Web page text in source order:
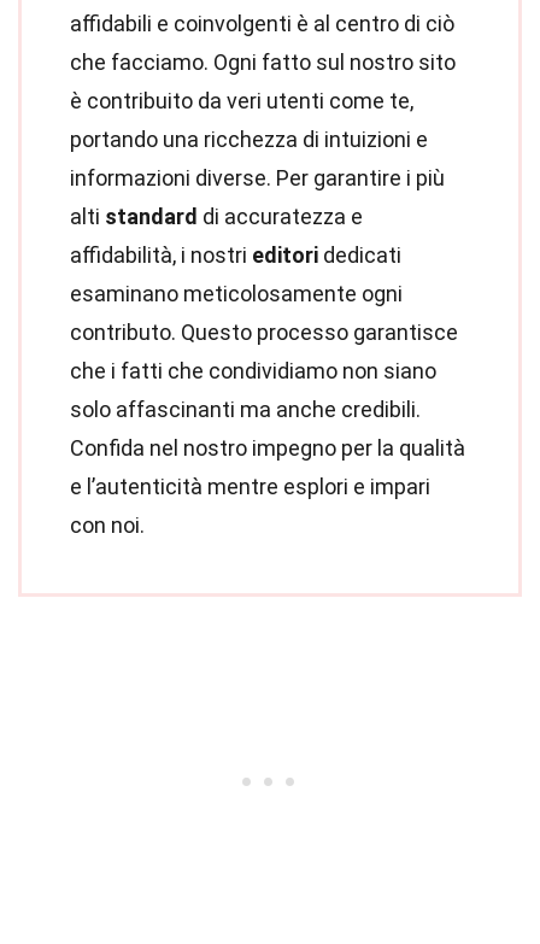
affidabili e coinvolgenti è al centro di ciò
che facciamo. Ogni fatto sul nostro sito
è contribuito da veri utenti come te,
portando una ricchezza di intuizioni e
informazioni diverse. Per garantire i più
alti standard di accuratezza e
affidabilità, i nostri editori dedicati
esaminano meticolosamente ogni
contributo. Questo processo garantisce
che i fatti che condividiamo non siano
solo affascinanti ma anche credibili.
Confida nel nostro impegno per la qualità
e l’autenticità mentre esplori e impari
con noi.